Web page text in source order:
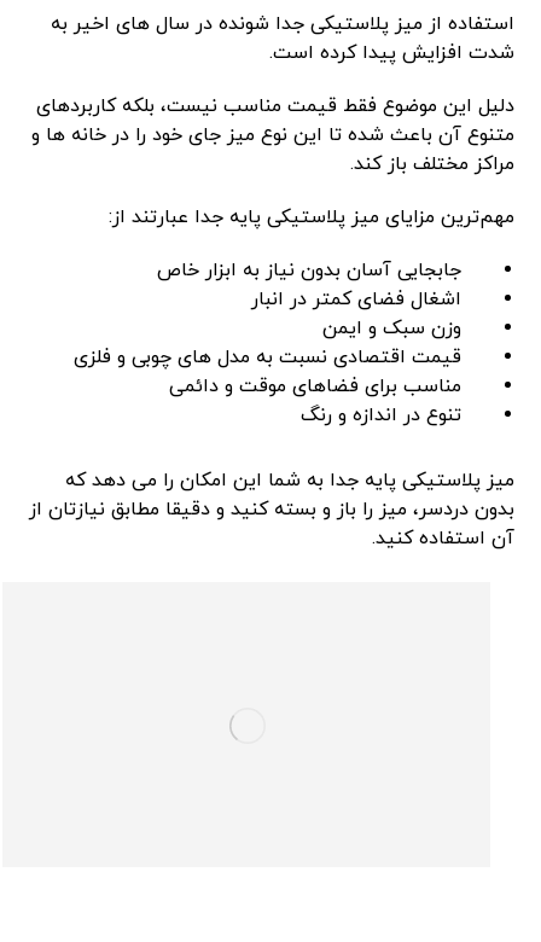
استفاده از میز پلاستیکی جدا شونده در سال ‌های اخیر به
‌شدت افزایش پیدا کرده است.
دلیل این موضوع فقط قیمت مناسب نیست، بلکه کاربردهای
متنوع آن باعث شده تا این نوع میز جای خود را در خانه‌ ها و
مراکز مختلف باز کند.
مهم‌ترین مزایای میز پلاستیکی پایه جدا عبارتند از:
جابجایی آسان بدون نیاز به ابزار خاص
اشغال فضای کمتر در انبار
وزن سبک و ایمن
قیمت اقتصادی نسبت به مدل‌ های چوبی و فلزی
مناسب برای فضاهای موقت و دائمی
تنوع در اندازه و رنگ
میز پلاستیکی پایه جدا به شما این امکان را می‌ دهد که
بدون دردسر، میز را باز و بسته کنید و دقیقا مطابق نیازتان از
آن استفاده کنید.